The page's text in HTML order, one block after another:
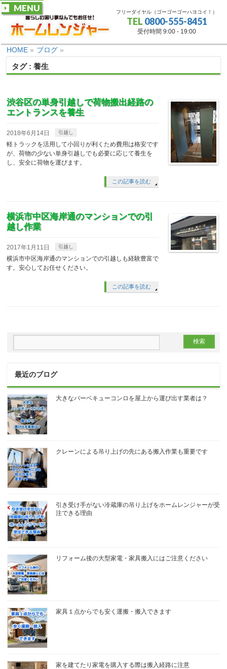
フリーダイヤル（ゴーゴーゴーハヨコイ！）
TEL 0800-555-8451
受付時間 9:00 - 19:00
MENU
HOME » ブログ »
タグ : 養生
渋谷区の単身引越しで荷物搬出経路の
エントランスを養生
2018年6月14日 引越し
軽トラックを活用して小回りが利くため費用は格安です
が、荷物の少ない単身引越しでも必要に応じて養生を
し、安全に荷物を運びます。
この記事を読む
横浜市中区海岸通のマンションでの引
越し作業
2017年1月11日 引越し
横浜市中区海岸通のマンションでの引越しも経験豊富で
す。安心してお任せください。
この記事を読む
最近のブログ
大きなバーベキューコンロを屋上から運び出す業者は？
クレーンによる吊り上げの先にある搬入作業も重要です
引き受け手がない冷蔵庫の吊り上げをホームレンジャーが受
注できる理由
リフォーム後の大型家電・家具搬入にはご注意ください
家具１点からでも安く運搬・搬入できます
家を建てたり家電を購入する際は搬入経路に注意